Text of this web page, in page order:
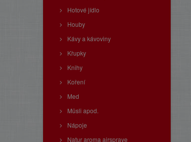
Hotové jídlo
Houby
Kávy a kávoviny
Křupky
Knihy
Koření
Med
Müsli apod.
Nápoje
Natur aroma airspraye